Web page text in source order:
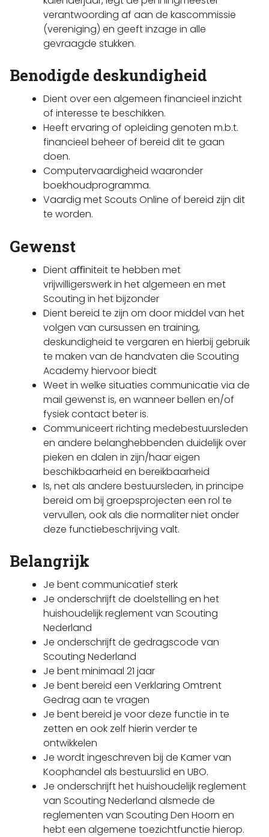
verantwoording af aan de kascommissie
(vereniging) en geeft inzage in alle
gevraagde stukken.
Benodigde deskundigheid
Dient over een algemeen financieel inzicht
of interesse te beschikken.
Heeft ervaring of opleiding genoten m.b.t.
financieel beheer of bereid dit te gaan
doen.
Computervaardigheid waaronder
boekhoudprogramma.
Vaardig met Scouts Online of bereid zijn dit
te worden.
Gewenst
Dient aﬃniteit te hebben met
vrijwilligerswerk in het algemeen en met
Scouting in het bijzonder
Dient bereid te zijn om door middel van het
volgen van cursussen en training,
deskundigheid te vergaren en hierbij gebruik
te maken van de handvaten die Scouting
Academy hiervoor biedt
Weet in welke situaties communicatie via de
mail gewenst is, en wanneer bellen en/of
fysiek contact beter is.
Communiceert richting medebestuursleden
en andere belanghebbenden duidelijk over
pieken en dalen in zijn/haar eigen
beschikbaarheid en bereikbaarheid
Is, net als andere bestuursleden, in principe
bereid om bij groepsprojecten een rol te
vervullen, ook als die normaliter niet onder
deze functiebeschrijving valt.
Belangrijk
Je bent communicatief sterk
Je onderschrijft de doelstelling en het
huishoudelijk reglement van Scouting
Nederland
Je onderschrijft de gedragscode van
Scouting Nederland
Je bent minimaal 21 jaar
Je bent bereid een Verklaring Omtrent
Gedrag aan te vragen
Je bent bereid je voor deze functie in te
zetten en ook zelf hierin verder te
ontwikkelen
Je wordt ingeschreven bij de Kamer van
Koophandel als bestuurslid en UBO.
Je onderschrijft het huishoudelijk reglement
van Scouting Nederland alsmede de
reglementen van Scouting Den Hoorn en
hebt een algemene toezichtfunctie hierop.